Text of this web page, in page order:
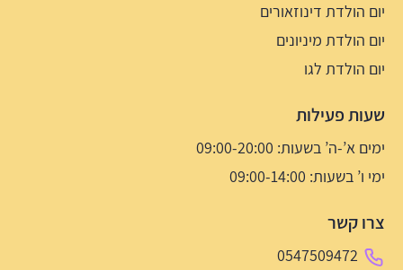
יום הולדת דינוזאורים
יום הולדת מיניונים
יום הולדת לגו
שעות פעילות
ימים א’-ה’ בשעות: 09:00-20:00
ימי ו’ בשעות: 09:00-14:00
צרו קשר
0547509472